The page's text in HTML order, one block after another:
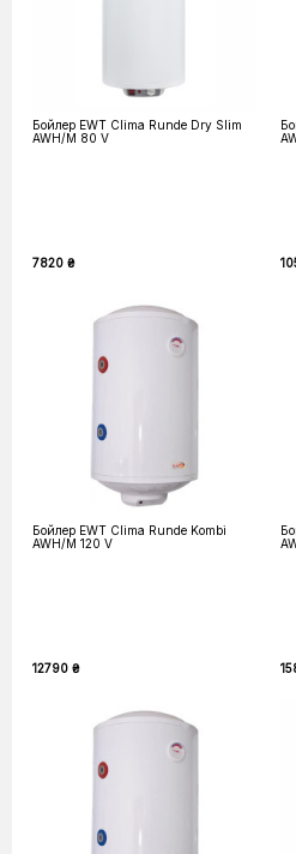
Бойлер EWT Clima Runde Dry Slim
AWH/M 80 V
7820 ₴
Бойлер EWT Clima Runde Kombi
AWH/M 120 V
12790 ₴